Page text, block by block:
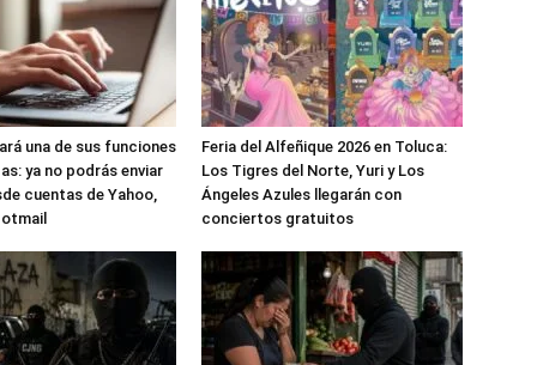
una de sus funciones
ya no podrás enviar
cuentas de Yahoo,
Feria del Alfeñique 2026 en Toluca:
Los Tigres del Norte, Yuri y Los
Ángeles Azules llegarán con
conciertos gratuitos